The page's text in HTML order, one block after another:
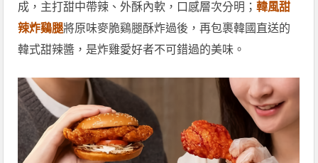
成，主打甜中帶辣、外酥內軟，口感層次分明；韓風甜
辣炸鷄腿將原味麥脆鷄腿酥炸過後，再包裹韓國直送的
韓式甜辣醬，是炸雞愛好者不可錯過的美味。